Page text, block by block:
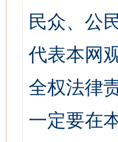
民众、公
代表本网
全权法律
一定要在